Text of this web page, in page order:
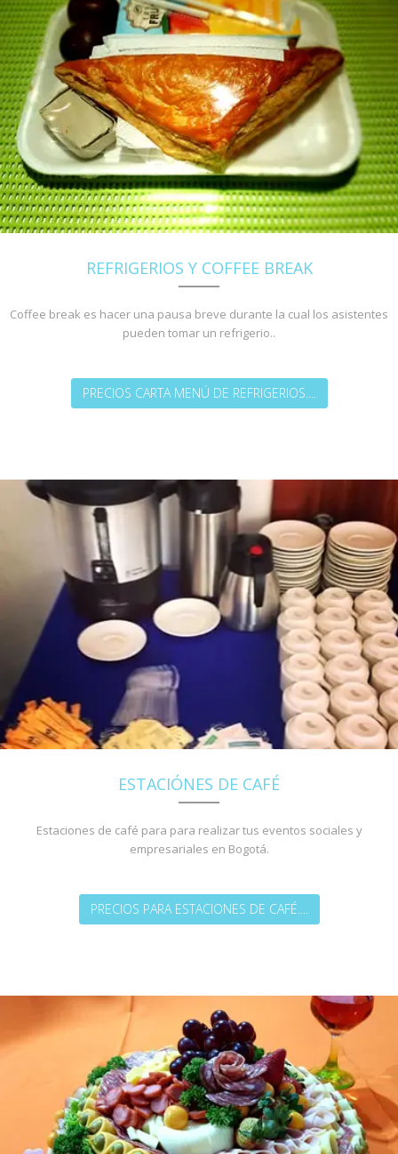
REFRIGERIOS Y COFFEE BREAK
Coffee break es hacer una pausa breve durante la cual los asistentes
pueden tomar un refrigerio..
PRECIOS CARTA MENÚ DE REFRIGERIOS....
ESTACIÓNES DE CAFÉ
Estaciones de café para para realizar tus eventos sociales y
empresariales en Bogotá.
PRECIOS PARA ESTACIONES DE CAFÉ....